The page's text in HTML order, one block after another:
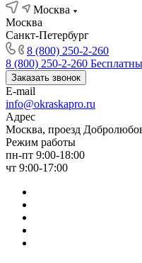
Москва
Москва
Санкт-Петербург
8 (800) 250-2-260
8 (800) 250-2-260
Заказать звонок
E-mail
info@okraskapro.ru
Адрес
Москва, проезд
Режим работы
пн-пт 9:00-18:00
чт 9:00-17:00